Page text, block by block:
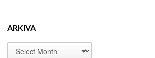
ARKIVA